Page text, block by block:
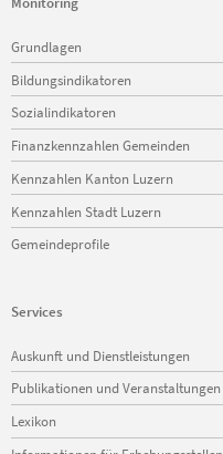
Navigation
überspringen
Grundlagen
Bildungsindikatoren
Sozialindikatoren
Finanzkennzahlen Gemeinden
Kennzahlen Kanton Luzern
Kennzahlen Stadt Luzern
Gemeindeprofile
Services
Navigation
überspringen
Auskunft und Dienstleistungen
Publikationen und Veranstaltungen
Lexikon